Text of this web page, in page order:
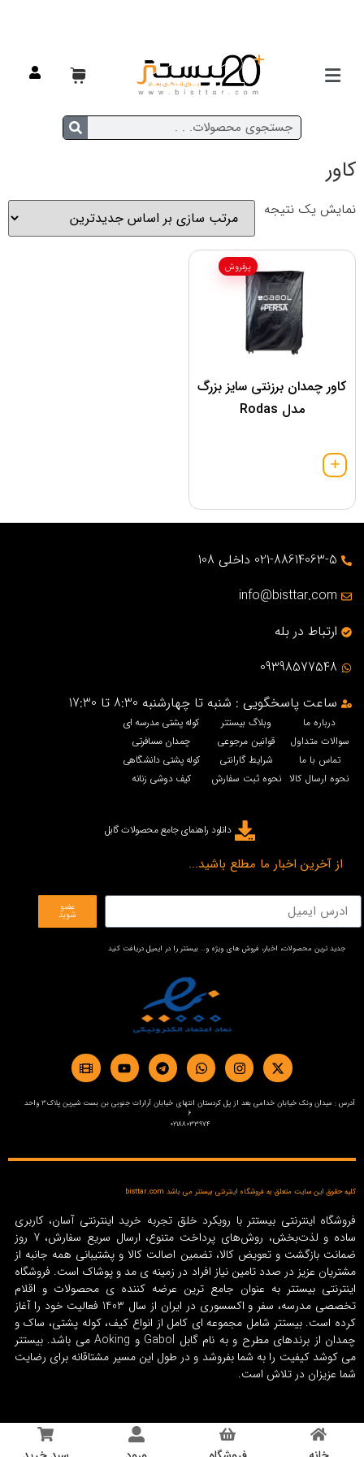
/ محصولات برچسب خورده “کاور”
کاور
نمایش یک نتیجه
کاور چمدان برزنتی سایز بزرگ
مدل Rodas
پرفروش
021-88614063-5 داخلی 108
info@bisttar.com
ارتباط در بله
09398577548
ساعت پاسخگویی : شنبه تا چهارشنبه 8:30 تا 17:30
درباره ما
سوالات متداول
تماس با ما
نحوه ارسال کالا
وبلاگ بیستتر
قوانین مرجوعی
شرایط گارانتی
نحوه ثبت سفارش
کوله پشتی مدرسه ای
چمدان مسافرتی
کوله پشتی دانشگاهی
کیف دوشی زنانه
دانلود راهنمای جامع محصولات گابل
از آخرین اخبار ما مطلع باشید...
عضو
شوید
جدید ترین محصولات، اخبار، فروش های ویژه و… بیستتر را در ایمیل دریافت کنید
آدرس : میدان ونک خیابان خدامی بعد از پل کردستان انتهای خیابان آرارات جنوبی بن بست شیرین پلاک3 واحد
6
02188033974
کلیه حقوق این سایت متعلق به فروشگاه اینترنتی بیستتر می باشد bisttar.com
فروشگاه اینترنتی بیستتر با رویکرد خلق تجربه خرید اینترنتی آسان، کاربری
ساده و لذت‌بخش، روش‌های پرداخت متنوع، ارسال سریع سفارش، 7 روز
ضمانت بازگشت و تعویض کالا، تضمین اصالت کالا و پشتیبانی همه جانبه از
مشتریان عزیز در صدد تامین نیاز افراد در زمینه‌ ی مد و پوشاک است. فروشگاه
اینترنتی بیستتر به عنوان جامع ترین عرضه کننده ی محصولات و اقلام
تخصصی مدرسه، سفر و اکسسوری در ایران از سال 1403 فعالیت خود را آغاز
کرده است. بیستتر شامل مجموعه ای کامل از انواع کیف، کوله پشتی، ساک و
چمدان از برندهای مطرح و به نام گابل Gabol و Aoking می باشد. بیستتر
می کوشد کیفیت را به شما بفروشد و در طول این مسیر مشتاقانه برای رضایت
شما عزیزان در تلاش است.